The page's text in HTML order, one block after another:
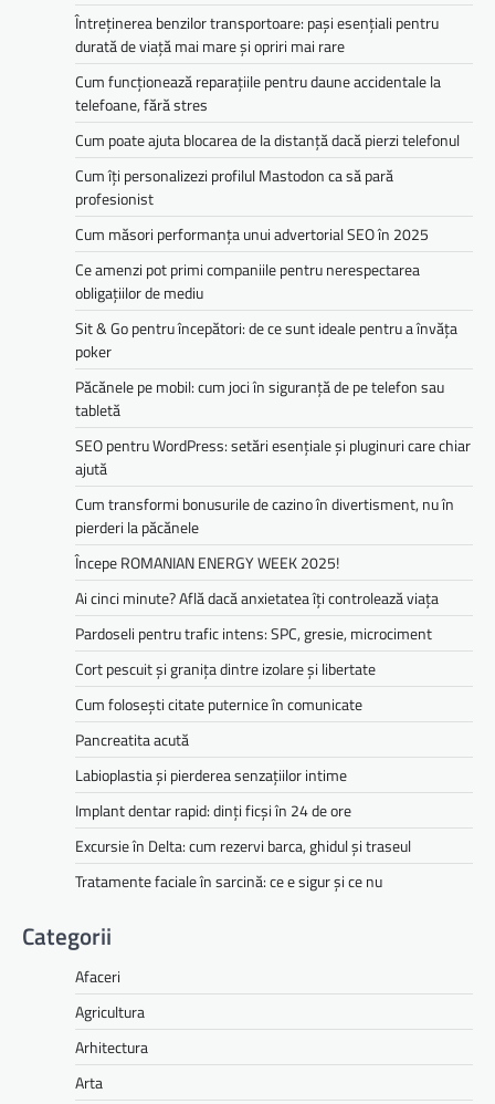
Întreținerea benzilor transportoare: pași esențiali pentru
durată de viață mai mare și opriri mai rare
Cum funcționează reparațiile pentru daune accidentale la
telefoane, fără stres
Cum poate ajuta blocarea de la distanță dacă pierzi telefonul
Cum îți personalizezi profilul Mastodon ca să pară
profesionist
Cum măsori performanța unui advertorial SEO în 2025
Ce amenzi pot primi companiile pentru nerespectarea
obligațiilor de mediu­­
Sit & Go pentru începători: de ce sunt ideale pentru a învăța
poker
Păcănele pe mobil: cum joci în siguranță de pe telefon sau
tabletă
SEO pentru WordPress: setări esențiale și pluginuri care chiar
ajută
Cum transformi bonusurile de cazino în divertisment, nu în
pierderi la păcănele
Începe ROMANIAN ENERGY WEEK 2025!
Ai cinci minute? Află dacă anxietatea îți controlează viața
Pardoseli pentru trafic intens: SPC, gresie, microciment
Cort pescuit și granița dintre izolare și libertate
Cum folosești citate puternice în comunicate
Pancreatita acută
Labioplastia și pierderea senzațiilor intime
Implant dentar rapid: dinți ficși în 24 de ore
Excursie în Delta: cum rezervi barca, ghidul și traseul
Tratamente faciale în sarcină: ce e sigur și ce nu
Categorii
Afaceri
Agricultura
Arhitectura
Arta